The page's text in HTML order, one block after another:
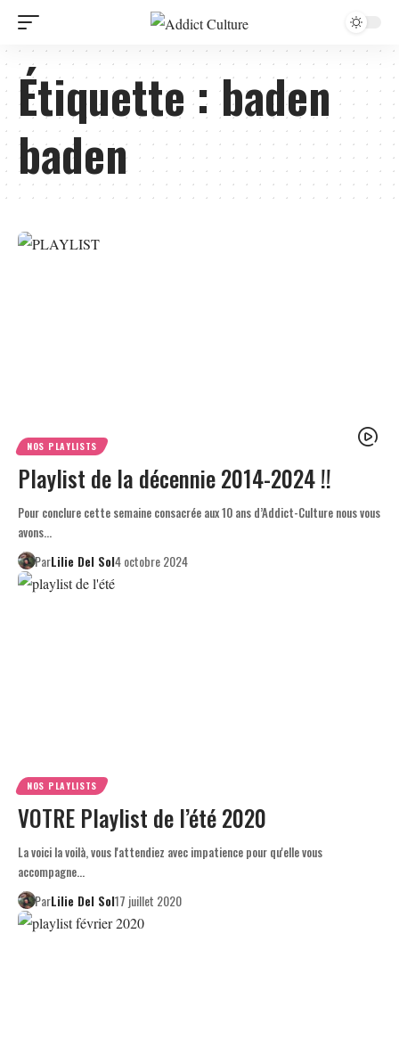
Étiquette :baden
baden
NOS PLAYLISTS
Playlist de la décennie 2014-2024 !!
Pour conclure cette semaine consacrée aux 10 ans d’Addict-Culture nous vous
avons…
ParLilie Del Sol4 octobre 2024
NOS PLAYLISTS
VOTRE Playlist de l’été 2020
La voici la voilà, vous l'attendiez avec impatience pour qu'elle vous
accompagne…
ParLilie Del Sol17 juillet 2020